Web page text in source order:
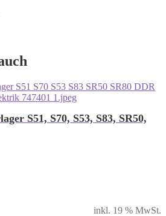
S51, S70, S53, S83, SR50,
inkl. 19 % MwSt.